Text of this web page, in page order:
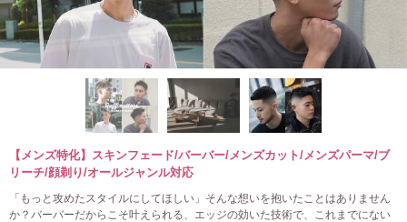
【メンズ特化】スキンフェード/バーバー/メンズカット/メンズパーマ/ブ
リーチ/顔剃り/オールジャンル対応
「もっと攻めたスタイルにしてほしい」そんな想いを抱いたことはありません
か？バーバーだからこそ叶えられる、エッジの効いた技術で、これまでにない